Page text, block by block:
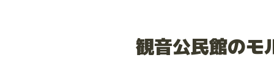
観音公民館のモ